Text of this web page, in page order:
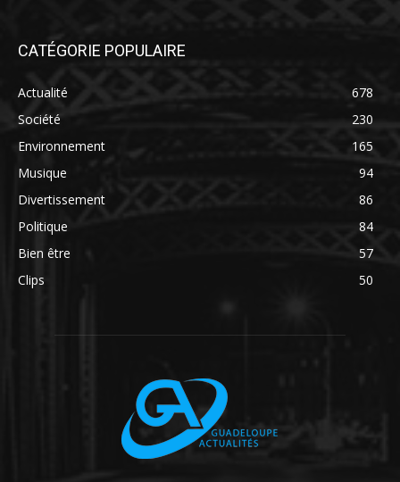
CATÉGORIE POPULAIRE
Actualité
678
Société
230
Environnement
165
Musique
94
Divertissement
86
Politique
84
Bien être
57
Clips
50